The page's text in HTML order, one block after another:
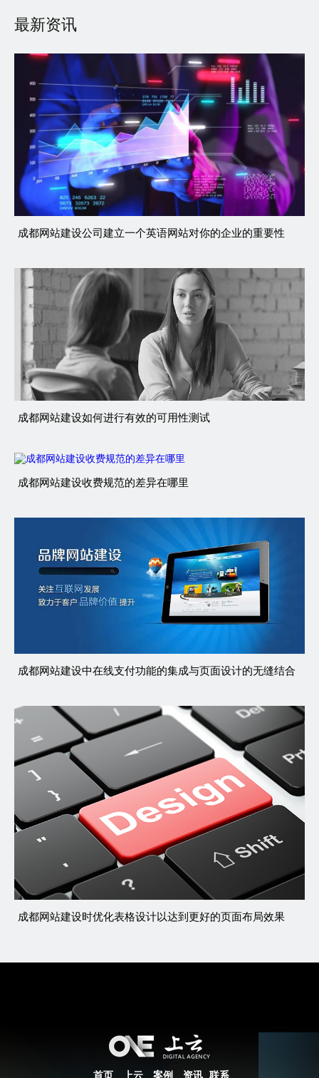
最新资讯
成都网站建设公司建立一个英语网站对你的企业的重要性
成都网站建设如何进行有效的可用性测试
成都网站建设收费规范的差异在哪里
成都网站建设中在线支付功能的集成与页面设计的无缝结合
成都网站建设时优化表格设计以达到更好的页面布局效果
首页 上云 案例 资讯 联系